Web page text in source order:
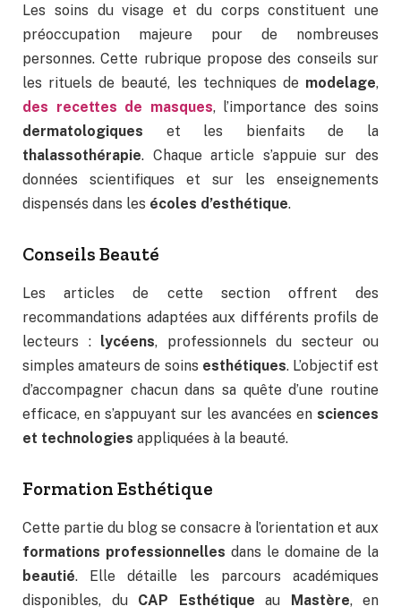
Les soins du visage et du corps constituent une
préoccupation majeure pour de nombreuses
personnes. Cette rubrique propose des conseils sur
les rituels de beauté, les techniques de modelage,
des recettes de masques, l’importance des soins
dermatologiques et les bienfaits de la
thalassothérapie. Chaque article s’appuie sur des
données scientifiques et sur les enseignements
dispensés dans les écoles d’esthétique.
Conseils Beauté
Les articles de cette section offrent des
recommandations adaptées aux différents profils de
lecteurs : lycéens, professionnels du secteur ou
simples amateurs de soins esthétiques. L’objectif est
d’accompagner chacun dans sa quête d’une routine
efficace, en s’appuyant sur les avancées en sciences
et technologies appliquées à la beauté.
Formation Esthétique
Cette partie du blog se consacre à l’orientation et aux
formations professionnelles dans le domaine de la
beautié. Elle détaille les parcours académiques
disponibles, du CAP Esthétique au Mastère, en